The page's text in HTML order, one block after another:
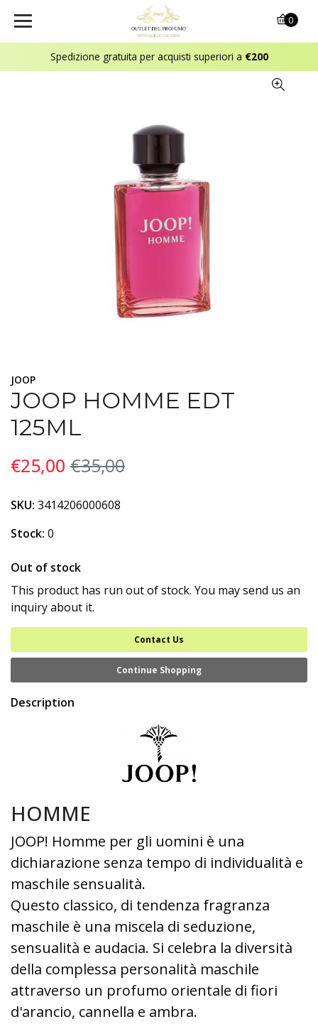
Spedizione gratuita per acquisti superiori a €200
0
JOOP
JOOP HOMME EDT
125ML
€25,00 €35,00
SKU: 3414206000608
Stock: 0
Out of stock
This product has run out of stock. You may send us an
inquiry about it.
Contact Us
Continue Shopping
Description
HOMME
JOOP! Homme per gli uomini è una
dichiarazione senza tempo di individualità e
maschile sensualità.
Questo classico, di tendenza fragranza
maschile è una miscela di seduzione,
sensualità e audacia. Si celebra la diversità
della complessa personalità maschile
attraverso un profumo orientale di fiori
d'arancio, cannella e ambra.